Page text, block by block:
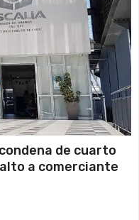
de cuarto
a comerciante